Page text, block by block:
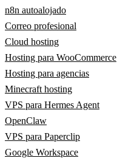
n8n autoalojado
Correo profesional
Cloud hosting
Hosting para WooCommerce
Hosting para agencias
Minecraft hosting
VPS para Hermes Agent
OpenClaw
VPS para Paperclip
Google Workspace